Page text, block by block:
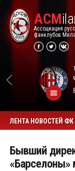
ACM
Ассоциация
фанклубов
ЛЕНТА НОВОСТЕЙ
Бывший
«Барселоны»